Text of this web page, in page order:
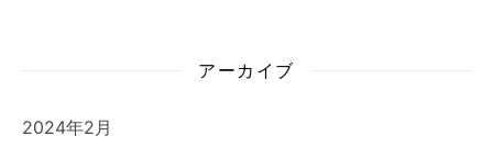
アーカイブ
2024年2月